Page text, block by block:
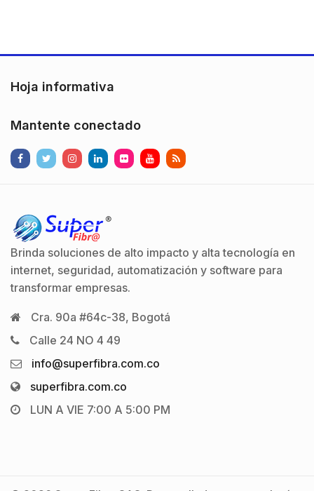
Hoja informativa
Mantente conectado
Brinda soluciones de alto impacto y alta tecnología en
internet, seguridad, automatización y software para
transformar empresas.
Cra. 90a #64c-38, Bogotá
Calle 24 NO 4 49
info@superfibra.com.co
superfibra.com.co
LUN A VIE 7:00 A 5:00 PM